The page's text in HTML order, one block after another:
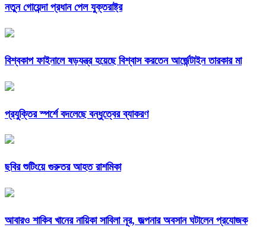
নতুন গোয়েন্দা প্রধান পেল যুক্তরাষ্ট্র
বিশ্বকাপ ফাইনালে ষড়যন্ত্র হয়েছে বিশ্বাস করতেন আর্জেন্টাইন তারকার মা
প্রযুক্তির স্পর্শে বদলেছে বন্ধুত্বের ব্যাকরণ
ছবির শুটিংয়ে গুরুতর আহত রাশমিকা
আবারও শাকিব খানের নায়িকা সাবিলা নূর, জল্পনার অবসান ঘটালেন প্রযোজক